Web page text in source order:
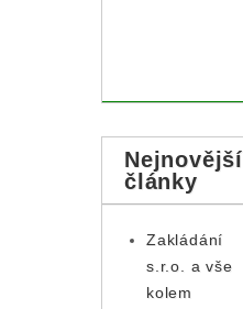
Nejnovější
články
Zakládání
s.r.o. a vše
kolem